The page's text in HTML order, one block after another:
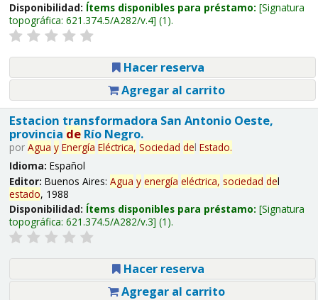
Disponibilidad: Ítems disponibles para préstamo: Signatura
topográfica: 621.374.5/A282/v.4 (1).
Hacer reserva
Agregar al carrito
Estacion transformadora San Antonio Oeste,
provincia deRío Negro.
por Agua y Energía Eléctrica, Sociedad del Estado.
Idioma: Español
Editor: Buenos Aires: Agua y energía eléctrica, sociedad del
estado, 1988
Disponibilidad: Ítems disponibles para préstamo: Signatura
topográfica: 621.374.5/A282/v.3 (1).
Hacer reserva
Agregar al carrito